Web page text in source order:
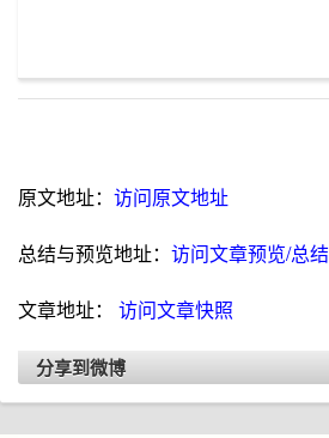
原文地址： 访问原文地址
总结与预览地址： 访问文章预览/总结
文章地址： 访问文章快照
分享到微博